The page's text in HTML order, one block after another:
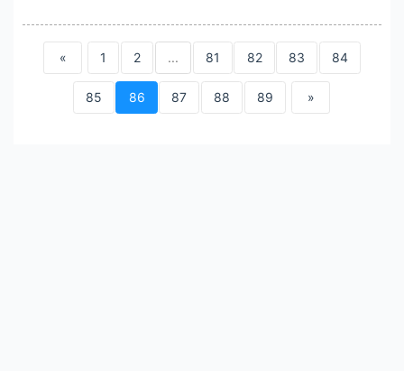
« 1 2 ... 81 82 83 84
85 86 87 88 89 »